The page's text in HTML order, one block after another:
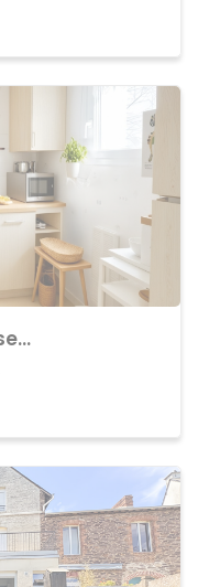
Achat Appartement lotissement